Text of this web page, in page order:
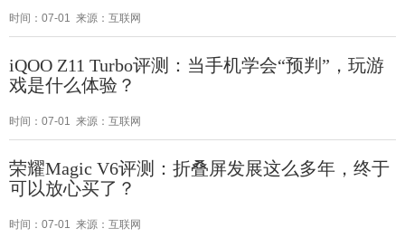
时间：07-01 来源：互联网
iQOO Z11 Turbo评测：当手机学会“预判”，玩游
戏是什么体验？
时间：07-01 来源：互联网
荣耀Magic V6评测：折叠屏发展这么多年，终于
可以放心买了？
时间：07-01 来源：互联网